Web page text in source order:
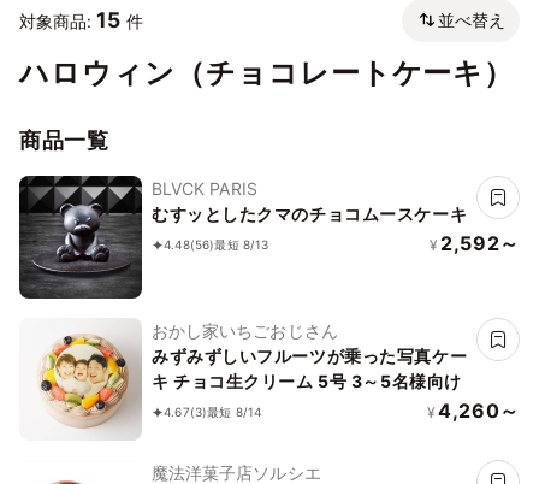
対象商品: 15 件 並べ替え
ハロウィン（チョコレートケーキ）
商品一覧
BLVCK PARIS
むすッとしたクマのチョコムースケーキ
4.48(56)最短 8/13 ¥ 2,592～
おかし家いちごおじさん
みずみずしいフルーツが乗った写真ケー
キ チョコ生クリーム 5号 3～5名様向け
4.67(3)最短 8/14 ¥ 4,260～
魔法洋菓子店ソルシエ